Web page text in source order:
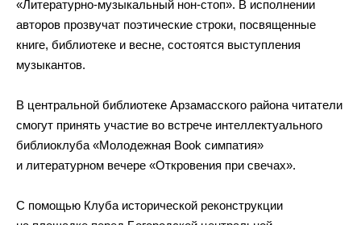
«Литературно-музыкальный нон-стоп». В исполнении
авторов прозвучат поэтические строки, посвященные
книге, библиотеке и весне, состоятся выступления
музыкантов.
В центральной библиотеке Арзамасского района читатели
смогут принять участие во встрече интеллектуального
библиоклуба «Молодежная Book симпатия»
и литературном вечере «Откровения при свечах».
С помощью Клуба исторической реконструкции